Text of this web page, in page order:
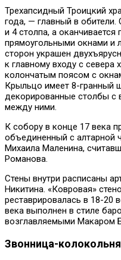
Трехапсидный Троицкий
года, — главный в
и 4 столпа, а
прямоугольными окнами и
сторон украшен
к главному входу с севера
колончатым поясом с
Крыльцо имеет 8-гранный
декорированные столбы с
между ними.
К собору в конце 17 века
объединенный с алтарной
Михаила Маленина,
Романова.
Стены внутри расписаны
Никитина. «Ковровая»
реставрировалась в 18-20
века выполнен в стиле
возглавляемыми Макаром
Звонница-колокольня